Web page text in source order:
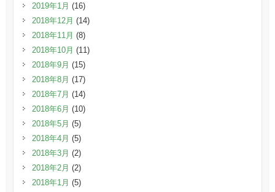
2019年1月 (16)
2018年12月 (14)
2018年11月 (8)
2018年10月 (11)
2018年9月 (15)
2018年8月 (17)
2018年7月 (14)
2018年6月 (10)
2018年5月 (5)
2018年4月 (5)
2018年3月 (2)
2018年2月 (2)
2018年1月 (5)